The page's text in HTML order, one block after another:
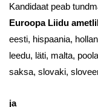
Kandidaat peab
Euroopa Liidu
eesti, hispaania,
leedu, läti, malta,
saksa, slovaki,
ja